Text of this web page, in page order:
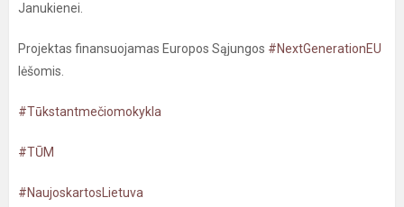
Janukienei.
Projektas finansuojamas Europos Sąjungos #NextGenerationEU
lėšomis.
#Tūkstantmečiomokykla
#TŪM
#NaujoskartosLietuva